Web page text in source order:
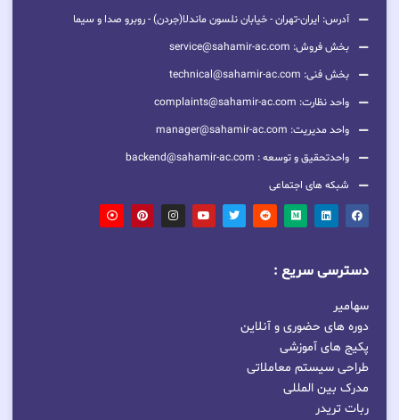
آدرس: ایران-تهران - خیابان نلسون ماندلا(جردن) - روبرو صدا و سیما
بخش فروش: service@sahamir-ac.com
بخش فنی: technical@sahamir-ac.com
واحد نظارت: complaints@sahamir-ac.com
واحد مدیریت: manager@sahamir-ac.com
واحدتحقیق و توسعه : backend@sahamir-ac.com
شبکه های اجتماعی
دسترسی سریع :
سهامیر
دوره های حضوری و آنلاین
پکیج های آموزشی
طراحی سیستم معاملاتی
مدرک بین المللی
ربات تریدر